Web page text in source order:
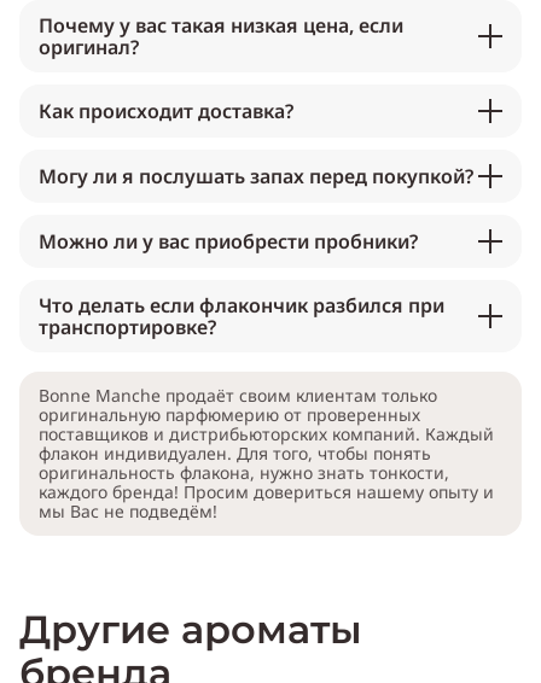
Почему у вас такая низкая цена, если
оригинал?
Как происходит доставка?
Могу ли я послушать запах перед покупкой?
Можно ли у вас приобрести пробники?
Что делать если флакончик разбился при
транспортировке?
Bonne Manche продаёт своим клиентам только
оригинальную парфюмерию от проверенных
поставщиков и дистрибьюторских компаний. Каждый
флакон индивидуален. Для того, чтобы понять
оригинальность флакона, нужно знать тонкости,
каждого бренда! Просим довериться нашему опыту и
мы Вас не подведём!
Другие ароматы
бренда